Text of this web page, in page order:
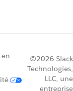
©2026 Slack
Technologies,
LLC, une
entreprise